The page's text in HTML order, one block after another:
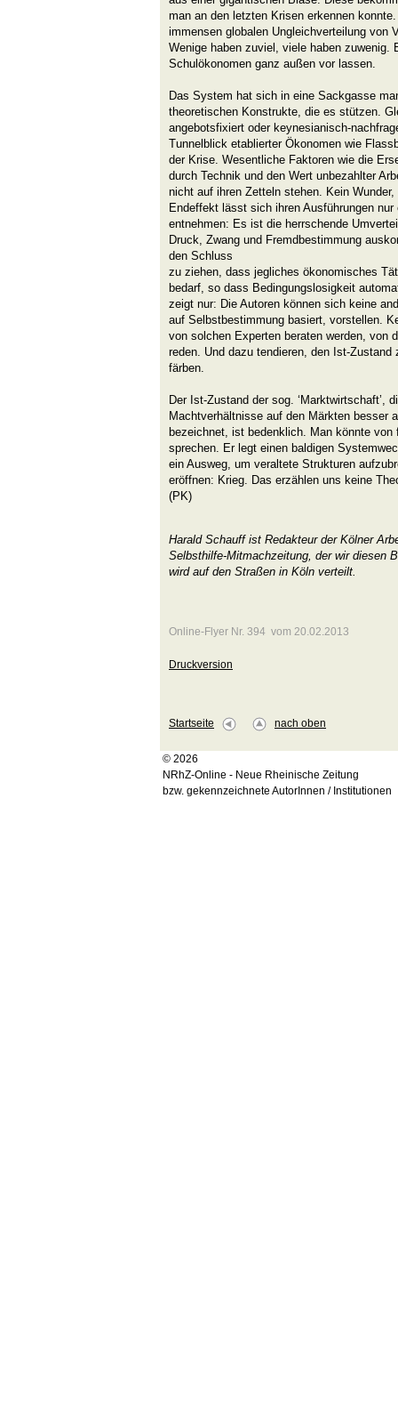
man an den letzten Krisen erkennen
immensen globalen Ungleichverteilung von
Wenige haben zuviel, viele haben zuwenig.
Schulökonomen ganz außen vor lassen.
Das System hat sich in eine Sackgasse
theoretischen Konstrukte, die es stützen.
angebotsfixiert oder keynesianisch-
Tunnelblick etablierter Ökonomen wie
der Krise. Wesentliche Faktoren wie die
durch Technik und den Wert unbezahlter
nicht auf ihren Zetteln stehen. Kein
Endeffekt lässt sich ihren Ausführungen nur
entnehmen: Es ist die herrschende
Druck, Zwang und Fremdbestimmung
den Schluss
zu ziehen, dass jegliches ökonomisches
bedarf, so dass Bedingungslosigkeit
zeigt nur: Die Autoren können sich keine
auf Selbstbestimmung basiert, vorstellen.
von solchen Experten beraten werden, von
reden. Und dazu tendieren, den Ist-Zustand
färben.
Der Ist-Zustand der sog. ‘Marktwirtschaft’,
Machtverhältnisse auf den Märkten besser
bezeichnet, ist bedenklich. Man könnte
sprechen. Er legt einen baldigen
ein Ausweg, um veraltete Strukturen
eröffnen: Krieg. Das erzählen uns keine
(PK)
Harald Schauff ist Redakteur der Kölner
Selbsthilfe-Mitmachzeitung, der wir diesen
wird auf den Straßen in Köln verteilt.
Online-Flyer Nr. 394 vom 20.02.2013
Druckversion
Startseite nach oben
© 2026
NRhZ-Online - Neue Rheinische Zeitung
bzw. gekennzeichnete AutorInnen / Institutionen